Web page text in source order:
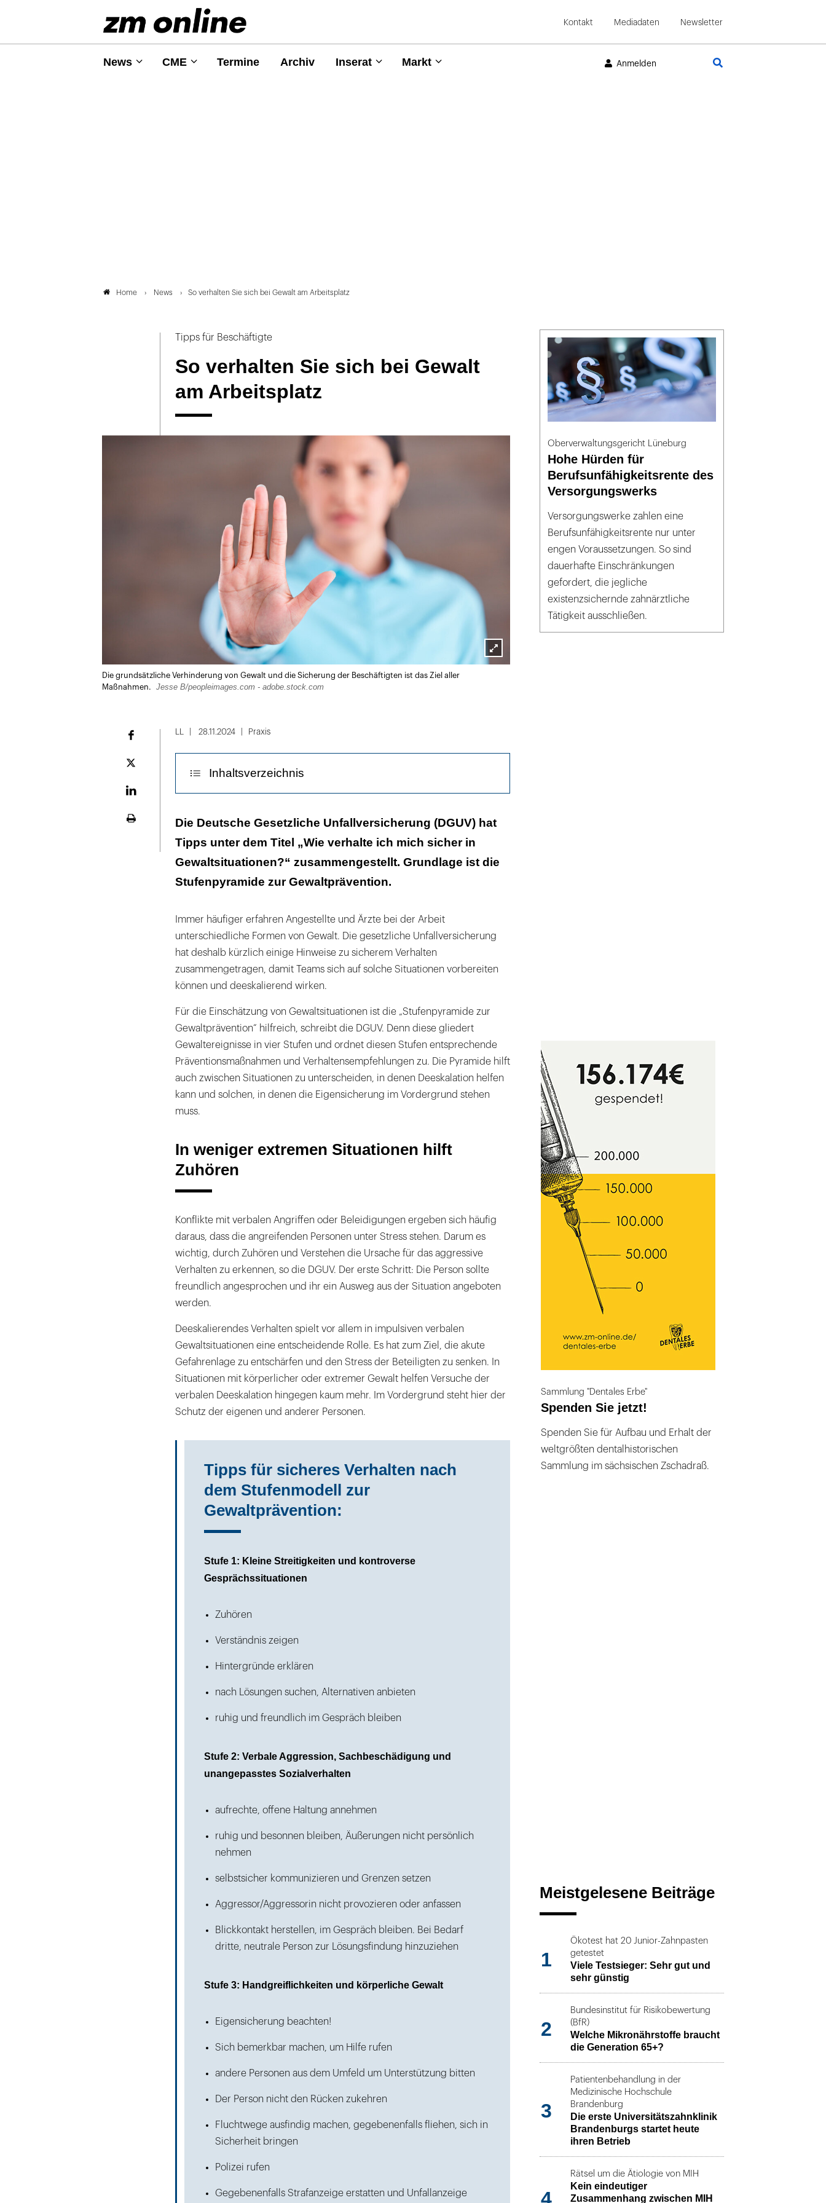
Kontakt Mediadaten Newsletter
News CME Termine Archiv Inserat Markt Anmelden
Home News So verhalten Sie sich bei Gewalt am Arbeitsplatz
Tipps für Beschäftigte
So verhalten Sie sich bei Gewalt
am Arbeitsplatz
Lightbox
Die grundsätzliche Verhinderung von Gewalt und die Sicherung der Beschäftigten ist das Ziel aller
Maßnahmen.
Jesse B/peopleimages.com - adobe.stock.com
Plattform
28.11.2024 Praxis
Inhaltsverzeichnis
In weniger extremen Situationen hilft Zuhören
Die Deutsche Gesetzliche Unfallversicherung (DGUV) hat
Tipps unter dem Titel „Wie verhalte ich mich sicher in
Gewaltsituationen?“ zusammengestellt. Grundlage ist die
Stufenpyramide zur Gewaltprävention.
Immer häufiger erfahren Angestellte und Ärzte bei der Arbeit
unterschiedliche Formen von Gewalt. Die gesetzliche Unfallversicherung
hat deshalb kürzlich einige Hinweise zu sicherem Verhalten
zusammengetragen, damit Teams sich auf solche Situationen vorbereiten
können und deeskalierend wirken.
Für die Einschätzung von Gewaltsituationen ist die „Stufenpyramide zur
Gewaltprävention“ hilfreich, schreibt die DGUV. Denn diese gliedert
Gewaltereignisse in vier Stufen und ordnet diesen Stufen entsprechende
Präventionsmaßnahmen und Verhaltensempfehlungen zu. Die Pyramide hilft
auch zwischen Situationen zu unterscheiden, in denen Deeskalation helfen
kann und solchen, in denen die Eigensicherung im Vordergrund stehen
muss.
In weniger extremen Situationen hilft
Zuhören
Konflikte mit verbalen Angriffen oder Beleidigungen ergeben sich häufig
daraus, dass die angreifenden Personen unter Stress stehen. Darum es
wichtig, durch Zuhören und Verstehen die Ursache für das aggressive
Verhalten zu erkennen, so die DGUV. Der erste Schritt: Die Person sollte
freundlich angesprochen und ihr ein Ausweg aus der Situation angeboten
werden.
Deeskalierendes Verhalten spielt vor allem in impulsiven verbalen
Gewaltsituationen eine entscheidende Rolle. Es hat zum Ziel, die akute
Gefahrenlage zu entschärfen und den Stress der Beteiligten zu senken. In
Situationen mit körperlicher oder extremer Gewalt helfen Versuche der
verbalen Deeskalation hingegen kaum mehr. Im Vordergrund steht hier der
Schutz der eigenen und anderer Personen.
Tipps für sicheres Verhalten nach
dem Stufenmodell zur
Gewaltprävention:
Stufe 1: Kleine Streitigkeiten und kontroverse
Gesprächssituationen
Zuhören
Verständnis zeigen
Hintergründe erklären
nach Lösungen suchen, Alternativen anbieten
ruhig und freundlich im Gespräch bleiben
Stufe 2: Verbale Aggression, Sachbeschädigung und
unangepasstes Sozialverhalten
aufrechte, offene Haltung annehmen
ruhig und besonnen bleiben, Äußerungen nicht persönlich
nehmen
selbstsicher kommunizieren und Grenzen setzen
Aggressor/Aggressorin nicht provozieren oder anfassen
Blickkontakt herstellen, im Gespräch bleiben. Bei Bedarf
dritte, neutrale Person zur Lösungsfindung hinzuziehen
Stufe 3: Handgreiflichkeiten und körperliche Gewalt
Eigensicherung beachten!
Sich bemerkbar machen, um Hilfe rufen
andere Personen aus dem Umfeld um Unterstützung bitten
Der Person nicht den Rücken zukehren
Fluchtwege ausfindig machen, gegebenenfalls fliehen, sich in
Sicherheit bringen
Polizei rufen
Gegebenenfalls Strafanzeige erstatten und Unfallanzeige
Oberverwaltungsgericht Lüneburg
Hohe Hürden für
Berufsunfähigkeitsrente des
Versorgungswerks
Versorgungswerke zahlen eine
Berufsunfähigkeitsrente nur unter
engen Voraussetzungen. So sind
dauerhafte Einschränkungen
gefordert, die jegliche
existenzsichernde zahnärztliche
Tätigkeit ausschließen.
Sammlung "Dentales Erbe"
Spenden Sie jetzt!
Spenden Sie für Aufbau und Erhalt der
weltgrößten dentalhistorischen
Sammlung im sächsischen Zschadraß.
Meistgelesene Beiträge
1
Ökotest hat 20 Junior-Zahnpasten
getestet
Viele Testsieger: Sehr gut und
sehr günstig
2
Bundesinstitut für Risikobewertung
(BfR)
Welche Mikronährstoffe braucht
die Generation 65+?
3
Patientenbehandlung in der
Medizinische Hochschule
Brandenburg
Die erste Universitätszahnklinik
Brandenburgs startet heute
ihren Betrieb
4
Rätsel um die Ätiologie von MIH
Kein eindeutiger
Zusammenhang zwischen MIH